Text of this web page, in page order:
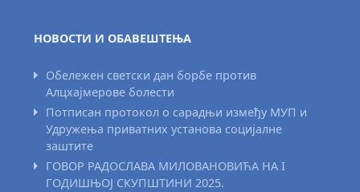
НОВОСТИ И ОБАВЕШТЕЊА
Обележен светски дан борбе против
Алцхајмерове болести
Потписан протокол о сарадњи између МУП и
Удружења приватних установа социјалне
заштите
ГОВОР РАДОСЛАВА МИЛОВАНОВИЋА НА I
ГОДИШЊОЈ СКУПШТИНИ 2025.